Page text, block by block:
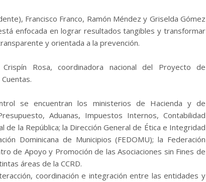
Francisco Franco, Ramón Méndez y Griselda Gómez
enfocada en lograr resultados tangibles y transformar
y orientada a la prevención.
Rosa, coordinadora nacional del Proyecto de
se encuentran los ministerios de Hacienda y de
Aduanas, Impuestos Internos, Contabilidad
de la República; la Dirección General de Ética e Integridad
Dominicana de Municipios (FEDOMU); la Federación
de Apoyo y Promoción de las Asociaciones sin Fines de
áreas de la CCRD.
coordinación e integración entre las entidades y